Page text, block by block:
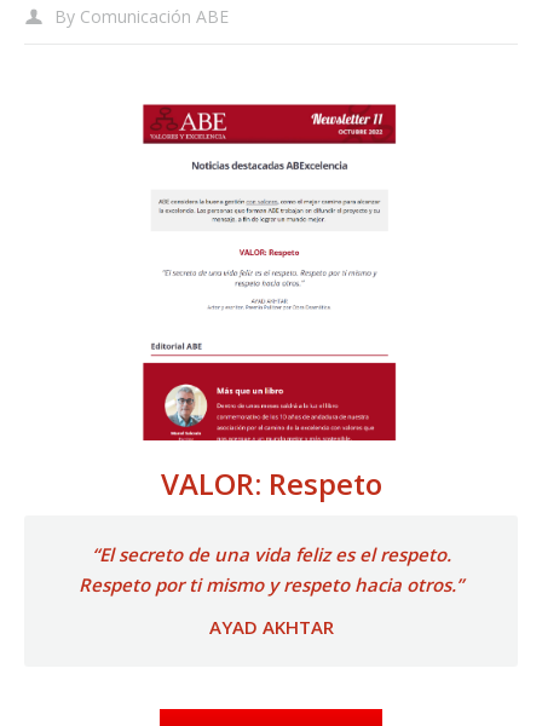
By Comunicación ABE
VALOR: Respeto
“El secreto de una vida feliz es el respeto.
Respeto por ti mismo y respeto hacia otros.”
AYAD AKHTAR